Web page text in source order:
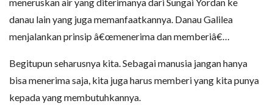
danau lain yang juga memanfaatkannya. Danau Galilea
menjalankan prinsip â€œmenerima dan memberiâ€…
Begitupun seharusnya kita. Sebagai manusia jangan hanya
bisa menerima saja, kita juga harus memberi yang kita punya
kepada yang membutuhkannya.